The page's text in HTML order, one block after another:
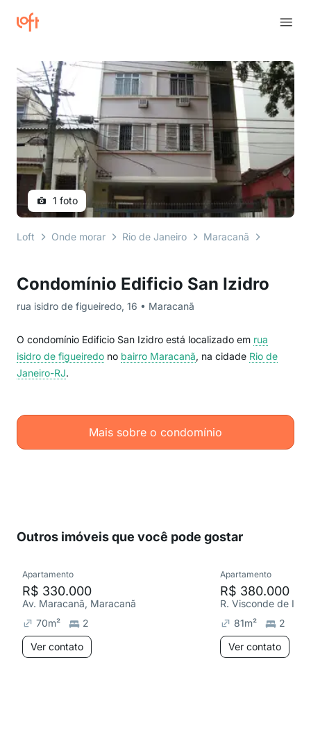
Condomínio Edificio San Izidro
rua isidro de figueiredo, 16 • Maracanã
O condomínio Edificio San Izidro está localizado em rua
isidro de figueiredo no bairro Maracanã, na cidade Rio de
Janeiro-RJ.
Mais sobre o condomínio
1 foto
Loft Onde morar Rio de Janeiro Maracanã
Outros imóveis que você pode gostar
Apartamento
R$ 330.000
Av. Maracanã, Maracanã
70m²
2
Ver contato
Apartamento
R$ 380.000
R. Visconde de
81m²
2
Ver contato